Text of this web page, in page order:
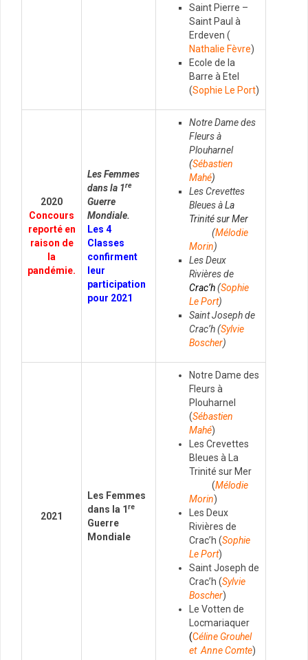
Saint Pierre –
Saint Paul à
Erdeven (
Nathalie Fèvre)
Ecole de la
Barre à Etel
(Sophie Le Port)
2020
Concours
reporté en
raison de
la
pandémie.
Les Femmes
dans la 1re
Guerre
Mondiale.
Les 4
Classes
confirment
leur
participation
pour 2021
Notre Dame des
Fleurs à
Plouharnel
(Sébastien
Mahé)
Les Crevettes
Bleues àLa
Trinité sur Mer
(Mélodie
Morin)
Les Deux
Rivières de
Crac’h(Sophie
Le Port)
Saint Joseph de
Crac’h (Sylvie
Boscher)
2021
Les Femmes
dans la 1 re
Guerre
Mondiale
Notre Dame des
Fleurs à
Plouharnel
(Sébastien
Mahé)
Les Crevettes
Bleues à La
Trinité sur Mer
(Mélodie
Morin)
Les Deux
Rivières de
Crac’h (Sophie
Le Port)
Saint Joseph de
Crac’h (Sylvie
Boscher)
Le Votten de
Locmariaquer
(Céline Grouhel
et Anne Comte)